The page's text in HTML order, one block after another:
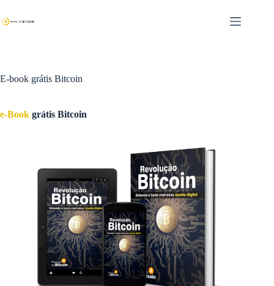
para
o
E-book grátis Bitcoin
e-Book grátis Bitcoin